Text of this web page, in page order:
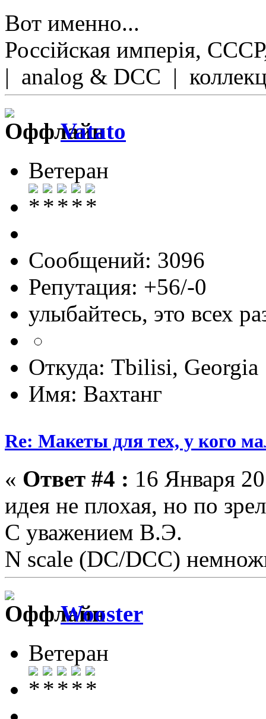
Вот именно...
Россійская имперія,
| analog & DCC |
Vatato
Ветеран
Сообщений: 3096
Репутация: +56/-0
улыбайтесь, это всех
Откуда: Tbilisi, Georgia
Имя: Вахтанг
Re: Макеты для тех, у кого
« Ответ #4 : 16 Января
идея не плохая, но по
С уважением В.Э.
N scale (DC/DCC)
Wooster
Ветеран